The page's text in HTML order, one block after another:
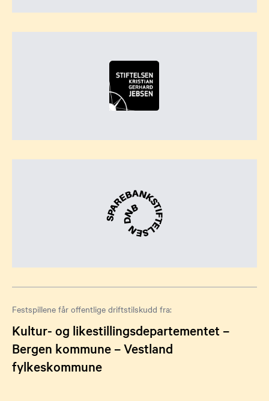
Festspillene får offentlige driftstilskudd fra:
Kultur- og likestillingsdepartementet –
Bergen kommune – Vestland
fylkeskommune